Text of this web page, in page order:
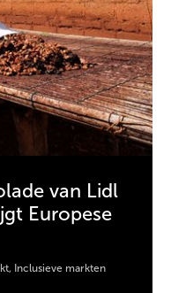
van Lidl
Europese
Inclusieve markten